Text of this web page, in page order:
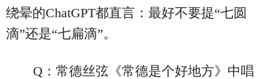
绕晕的ChatGPT都直言：最好不要提“七圆
滴”还是“七扁滴”。
Q：常德丝弦《常德是个好地方》中唱